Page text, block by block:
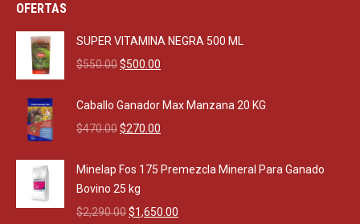
OFERTAS
SUPER VITAMINA NEGRA 500 ML
$550.00Original
was:
$550.00.
$500.00
is:
Caballo Ganador Max Manzana 20 KG
$470.00Original
was:
$470.00.
$270.00
is:
Minelap Fos 175 Premezcla Mineral Para Ganado
Bovino 25 kg
$2,290.00Original
$1,650.00